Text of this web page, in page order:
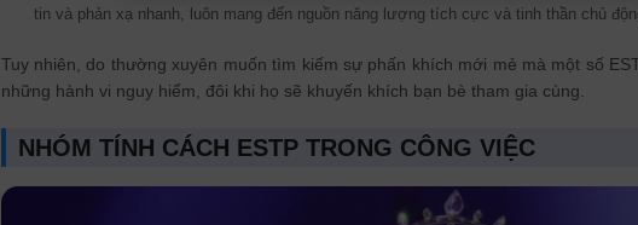
tin và phản xạ nhanh, luôn mang đến nguồn năng lượng tích cực và tinh thần chủ
Tuy nhiên, do thường xuyên muốn tìm kiếm sự phấn khích mới mẻ mà một số
những hành vi nguy hiểm, đôi khi họ sẽ khuyến khích bạn bè tham gia cùng.
NHÓM TÍNH CÁCH ESTP TRONG CÔNG VIỆC